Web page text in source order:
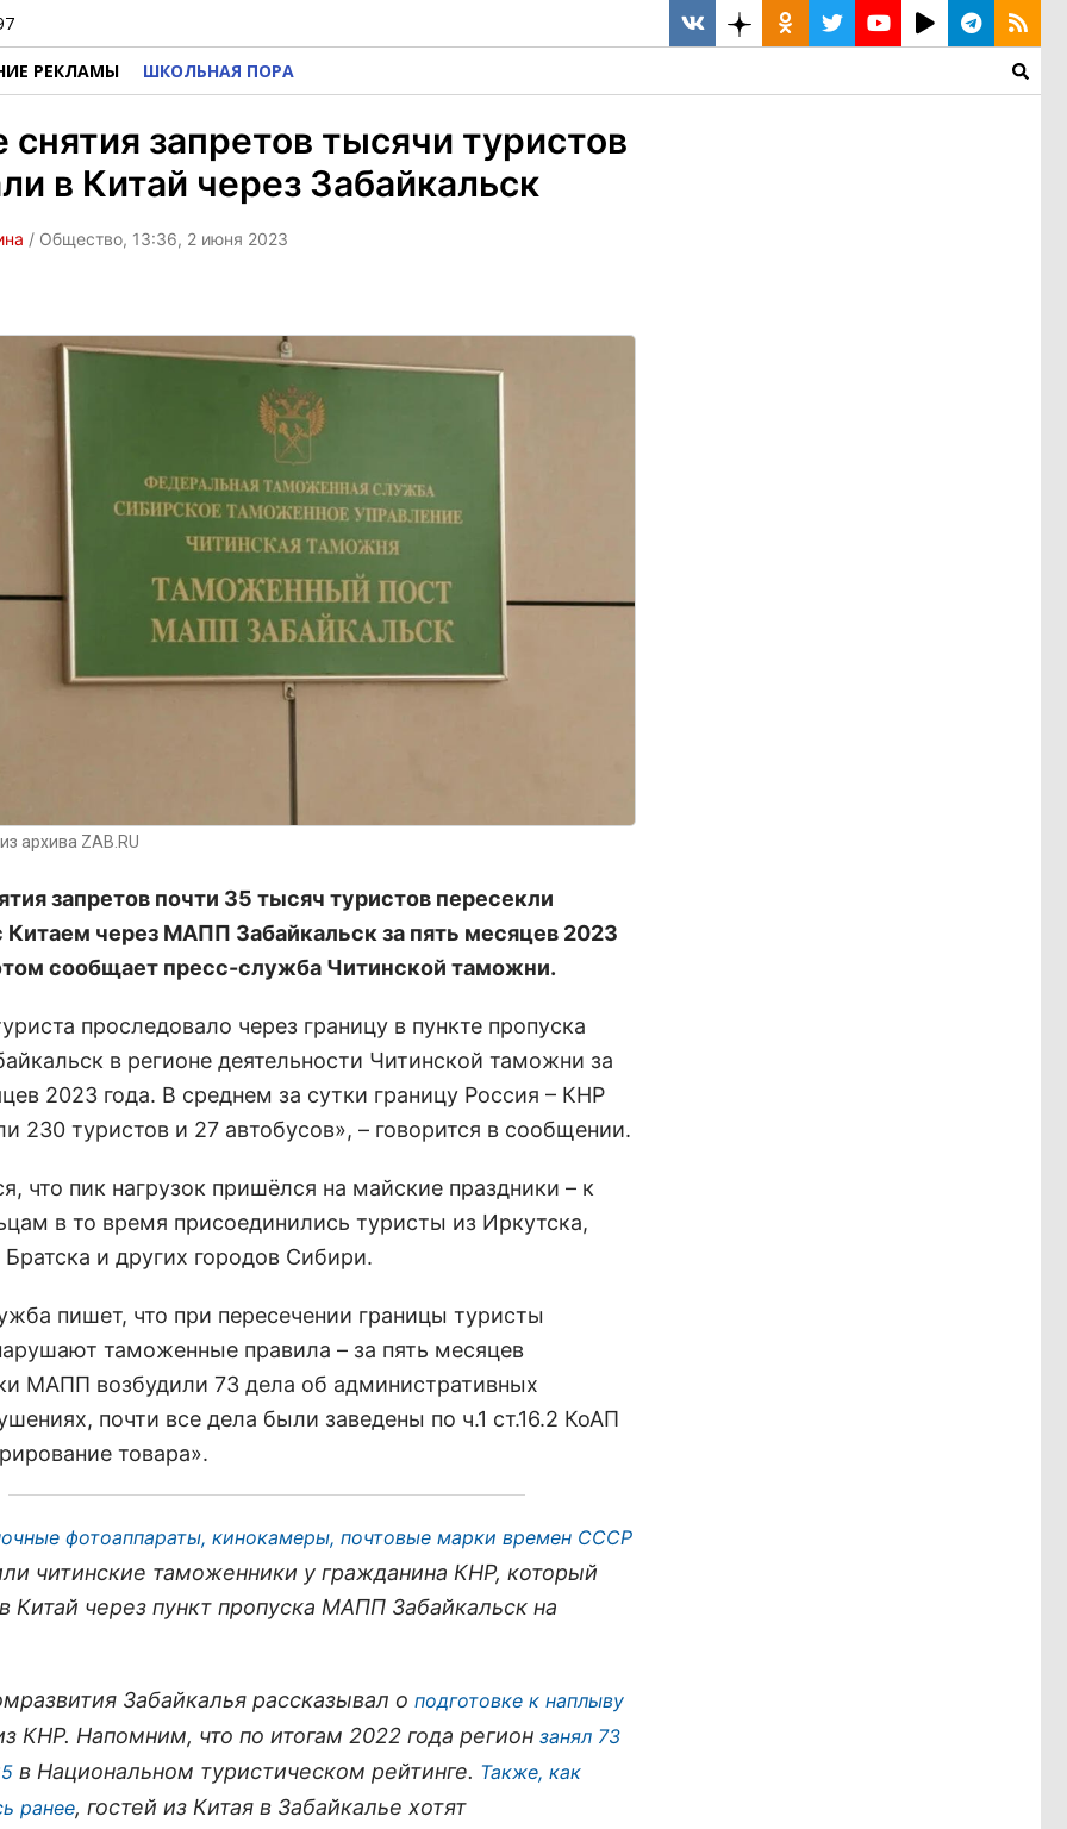
РЕКЛАМЫ ШКОЛЬНАЯ ПОРА
снятия запретов тысячи туристов
в Китай через Забайкальск
/ Общество, 13:36, 2 июня 2023
архива ZAB.RU
запретов почти 35 тысяч туристов пересекли
Китаем через МАПП Забайкальск за пять месяцев 2023
сообщает пресс-служба Читинской таможни.
проследовало через границу в пункте пропуска
в регионе деятельности Читинской таможни за
2023 года. В среднем за сутки границу Россия – КНР
230 туристов и 27 автобусов», – говорится в сообщении.
что пик нагрузок пришёлся на майские праздники – к
в то время присоединились туристы из Иркутска,
и других городов Сибири.
пишет, что при пересечении границы туристы
таможенные правила – за пять месяцев
МАПП возбудили 73 дела об административных
почти все дела были заведены по ч.1 ст.16.2 КоАП
товара».
фотоаппараты, кинокамеры, почтовые марки времен СССР
читинские таможенники у гражданина КНР, который
Китай через пункт пропуска МАПП Забайкальск на
Забайкалья рассказывал о подготовке к наплыву
КНР. Напомним, что по итогам 2022 года регион занял 73
в Национальном туристическом рейтинге. Также, как
ранее, гостей из Китая в Забайкалье хотят